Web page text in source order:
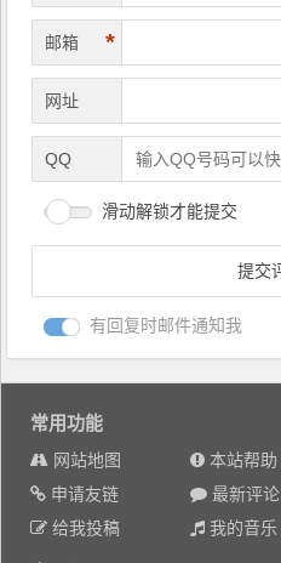
邮箱 *
网址
QQ
滑动解锁才能提交
有回复时邮件通知我
常用功能
网站地图 本站帮助
申请友链
最新评论
给我投稿
我的音乐